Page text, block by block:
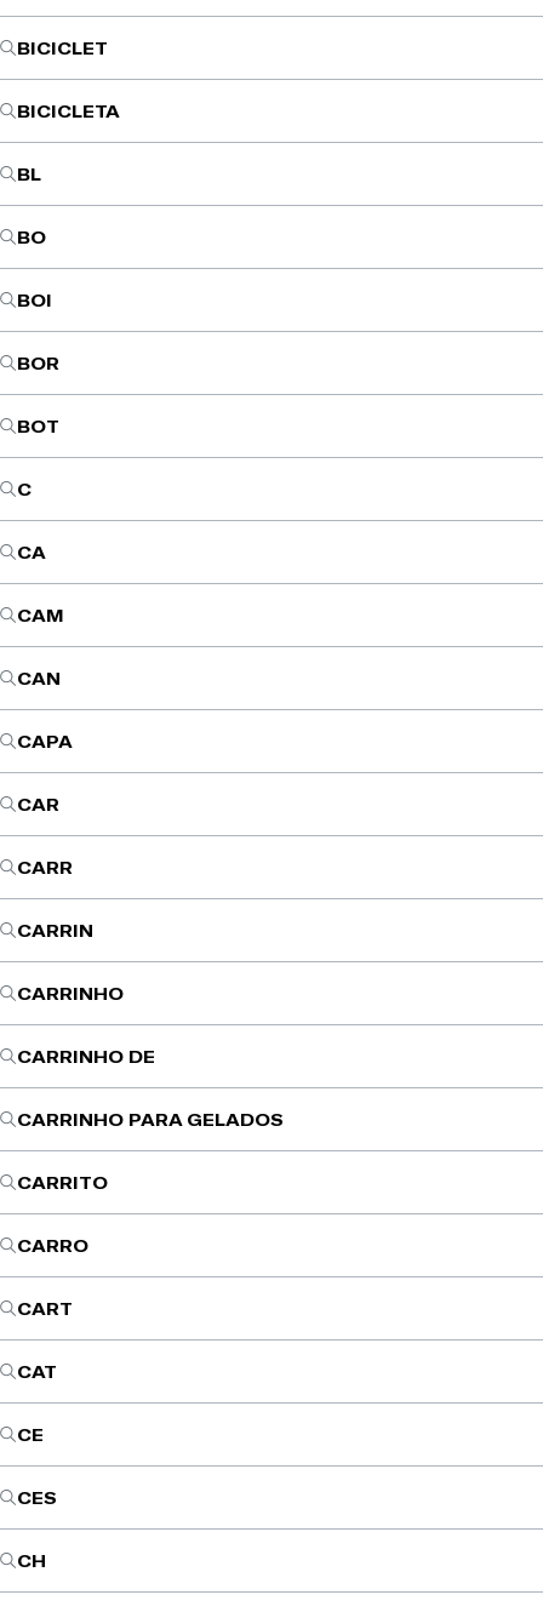
BICICLET
BICICLETA
BL
BO
BOI
BOR
BOT
C
CA
CAM
CAN
CAPA
CAR
CARR
CARRIN
CARRINHO
CARRINHO DE
CARRINHO PARA GELADOS
CARRITO
CARRO
CART
CAT
CE
CES
CH